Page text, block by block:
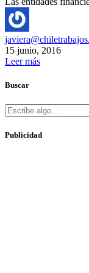
15 junio, 2016
Leer más
Buscar
Publicidad